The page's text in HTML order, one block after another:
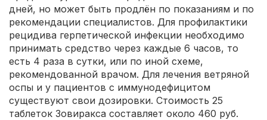
дней, но может быть продлён по показаниям и по
рекомендации специалистов. Для профилактики
рецидива герпетической инфекции необходимо
принимать средство через каждые 6 часов, то
есть 4 раза в сутки, или по иной схеме,
рекомендованной врачом. Для лечения ветряной
оспы и у пациентов с иммунодефицитом
существуют свои дозировки. Стоимость 25
таблеток Зовиракса составляет около 460 руб.